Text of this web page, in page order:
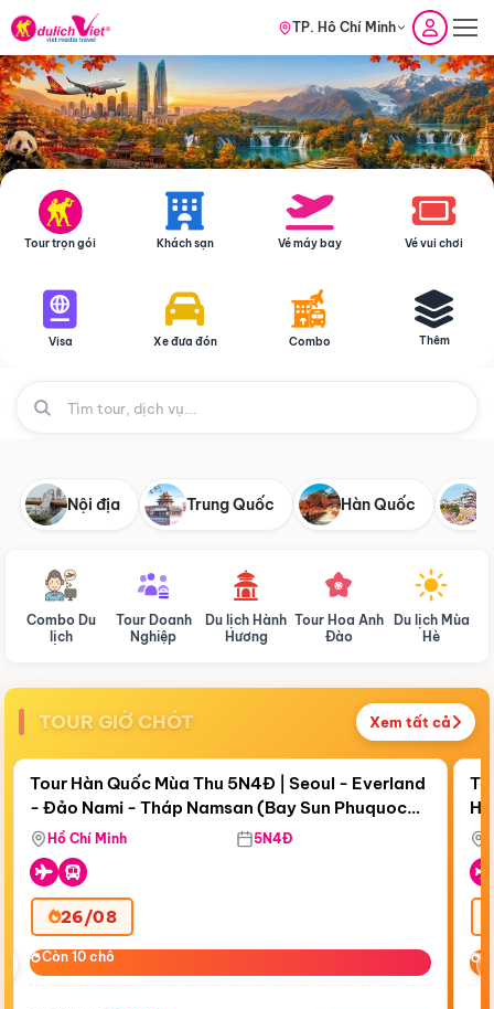
TP. Hồ Chí Minh
Tour trọn gói Khách sạn Vé máy bay Vé vui chơi
Visa Xe đưa đón Combo Thêm
Nội địa Trung Quốc Hàn Quốc
Combo Du
lịch
Tour Doanh
Nghiệp
Du lịch Hành
Hương
Tour Hoa Anh
Đào
Du lịch Mùa
Hè
TOUR GIỜ CHÓT Xem tất cả
Còn19 ngày 04:30:47
Điểm nổi bật
Tour Hàn Quốc Mùa Thu 5N4Đ | Seoul - Everland
- Đảo Nami - Tháp Namsan (Bay Sun Phuquoc
Airways)
Hồ Chí Minh 5N4Đ
26/08
Còn 10 chỗ
Còn 10 chỗ